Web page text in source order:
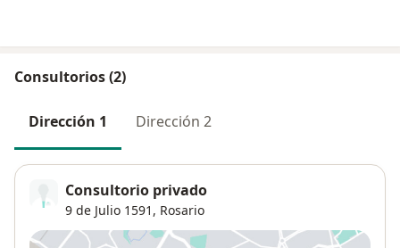
Consultorios (2)
Dirección 1 Dirección 2
Consultorio privado
9 de Julio 1591, Rosario